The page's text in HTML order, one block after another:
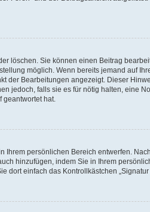
löschen. Sie können einen Beitrag
möglich. Wenn bereits jemand auf
Bearbeitungen angezeigt. Dieser
jedoch, falls sie es für nötig halten, eine
hat.
persönlichen Bereich entwerfen.
hinzufügen, indem Sie in Ihrem
einfach das Kontrollkästchen